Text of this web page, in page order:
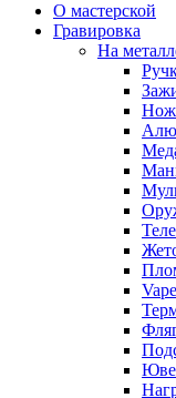
О мастерской
Гравировка
На